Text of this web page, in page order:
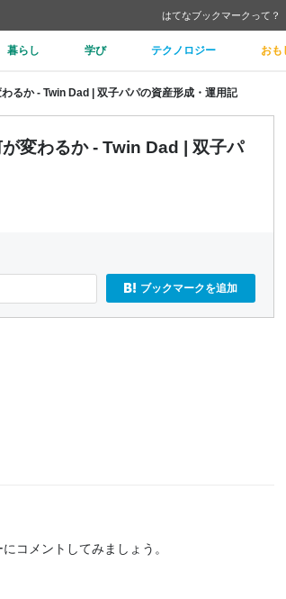
はてなブックマークって？
暮らし 学び テクノロジー おも
るか - Twin Dad | 双子パパの資産形成・運用記
変わるか - Twin Dad | 双子パ
ブックマークを追加
コメントしてみましょう。